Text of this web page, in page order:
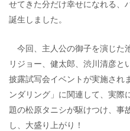
せてきた分だけ幸せになれる、
誕生しました。
今回、主人公の御子を演じた
リジョー、健太郎、渋川清彦
披露試写会イベントが実施され
ンダリング」に関連して、実際
題の松原タニシが駆けつけ、事
し、大盛り上がり！